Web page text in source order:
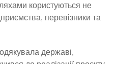
користуються не
перевізники та
державі,